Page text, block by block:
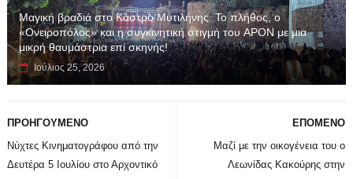
Μαγική βραδιά στο Κάστρο Μυτιλήνης: Το πλήθος, ο
«Ονειροπόλος» και η συγκινητική στιγμή του APON με μια
μικρή θαυμάστρια επί σκηνής!
Ιούλιος 25, 2026
ΕΠΟΜΕΝΟ
Μαζί με την οικογένεια του ο
Λεωνίδας Κακούρης στην
ΠΡΟΗΓΟΥΜΕΝΟ
Νύχτες Κινηματογράφου από την
Δευτέρα 5 Ιουλίου στο Αρχοντικό